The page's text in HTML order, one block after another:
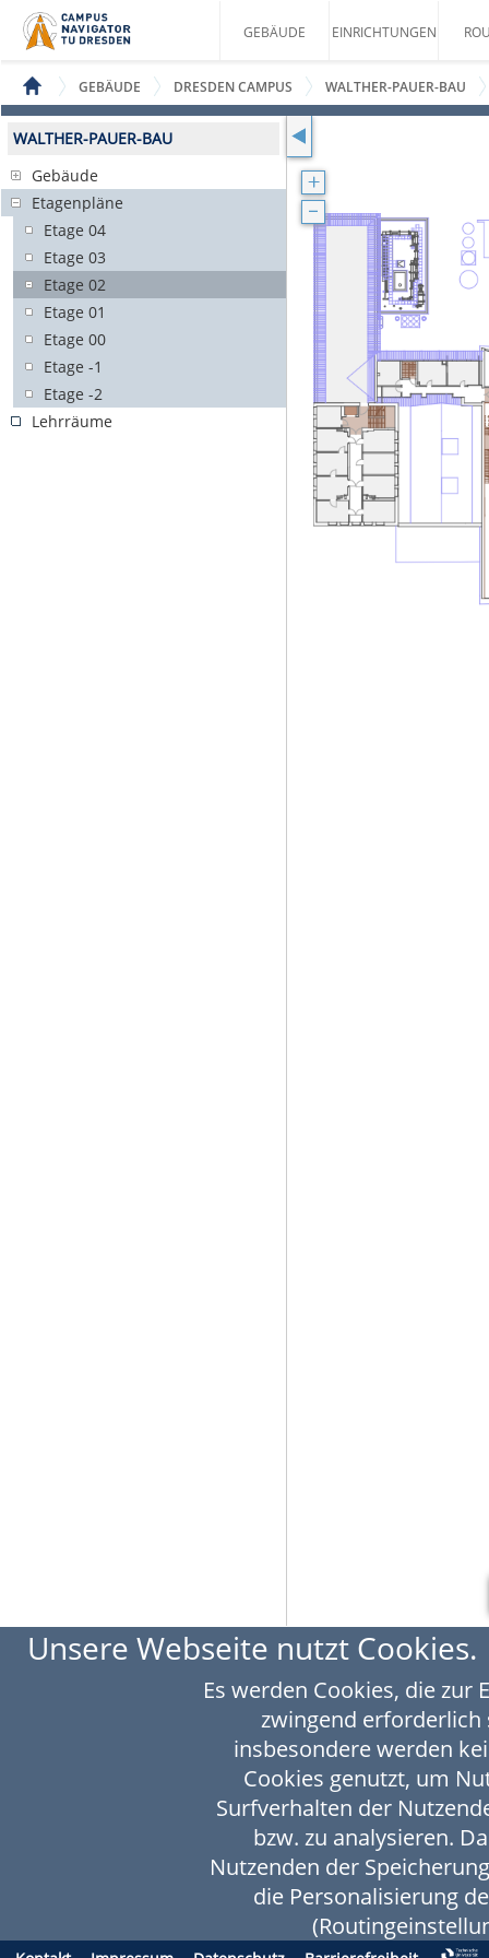
GEBÄUDE EINRICHTUNGEN
GEBÄUDE DRESDEN CAMPUS WALTHER-PAUER-BAU
WALTHER-PAUER-BAU
Gebäude
Etagenpläne
Etage 04
Etage 03
Etage 02
Etage 01
Etage 00
Etage -1
Etage -2
Lehrräume
Unsere Webseite nutzt Cookies.
Es werden Cookies, die
zwingend erforderlich
insbesondere werden
Cookies genutzt, um
Surfverhalten der
bzw. zu analysieren.
Nutzenden der
die Personalisierung